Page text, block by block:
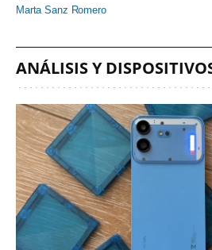
Marta Sanz Romero
ANÁLISIS Y